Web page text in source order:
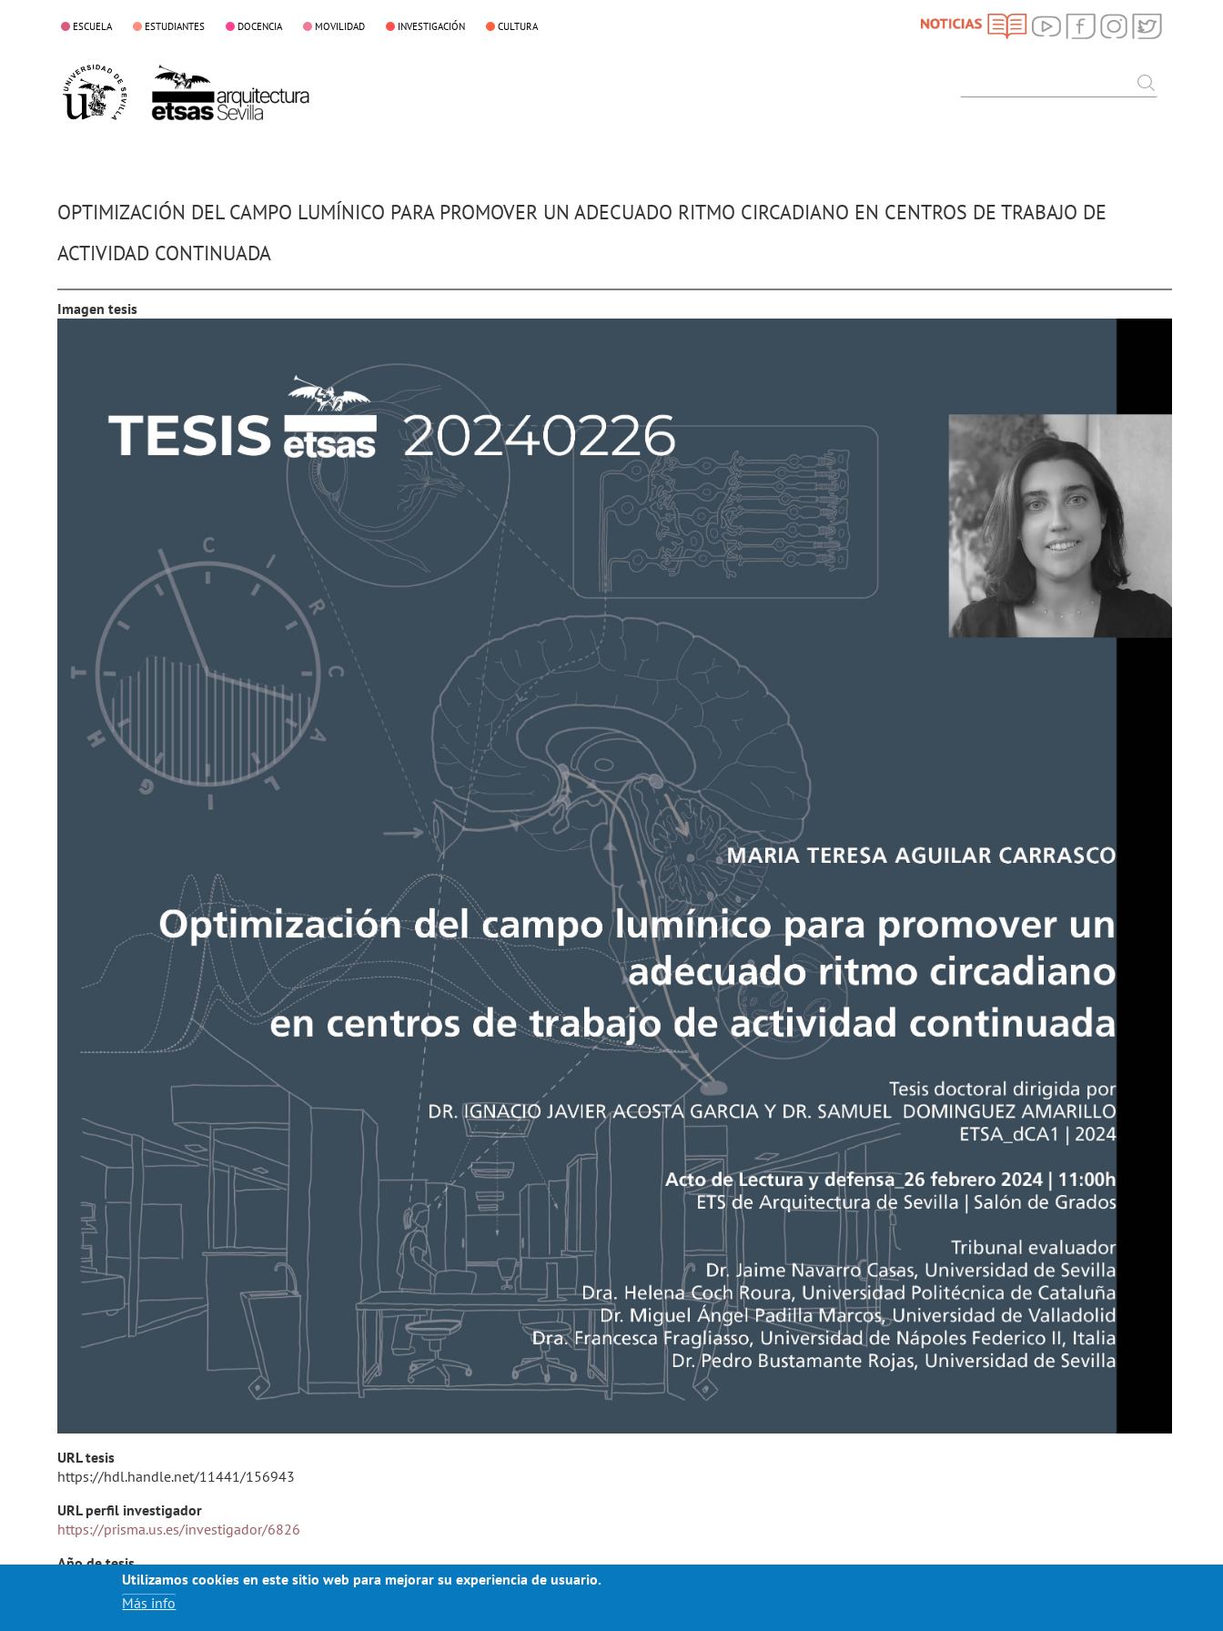
ESCUELA ESTUDIANTES DOCENCIA MOVILIDAD INVESTIGACIÓN CULTURA
OPTIMIZACIÓN DEL CAMPO LUMÍNICO PARA PROMOVER UN ADECUADO RITMO CIRCADIANO EN CENTROS DE TRABAJO DE
ACTIVIDAD CONTINUADA
Imagen tesis
URL tesis
https://hdl.handle.net/11441/156943
URL perfil investigador
https://prisma.us.es/investigador/6826
Año de tesis
Utilizamos cookies en este sitio web para mejorar su experiencia de usuario.
Más info